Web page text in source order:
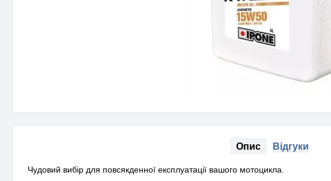
Опис Відгуки
Чудовий вибір для повсякденної експлуатації вашого мотоцикла.